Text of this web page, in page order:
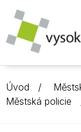
Úvod
Městská policie